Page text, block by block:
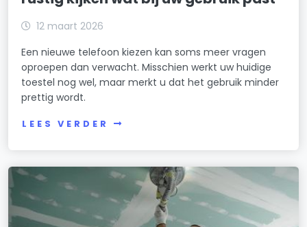
12 maart 2026
Een nieuwe telefoon kiezen kan soms meer vragen
oproepen dan verwacht. Misschien werkt uw huidige
toestel nog wel, maar merkt u dat het gebruik minder
prettig wordt.
LEES VERDER